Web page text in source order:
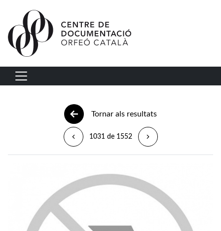
Vés al contingut
Navegació principal
Tornar als resultats
1031 de 1552